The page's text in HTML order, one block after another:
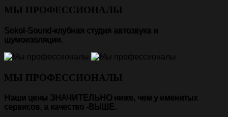
МЫ ПРОФЕССИОНАЛЫ
Sokol-Sound-клубная студия автозвука и
шумоизоляции.
МЫ ПРОФЕССИОНАЛЫ
Наши цены ЗНАЧИТЕЛЬНО ниже, чем у именитых
сервисов, а качество -ВЫШЕ.